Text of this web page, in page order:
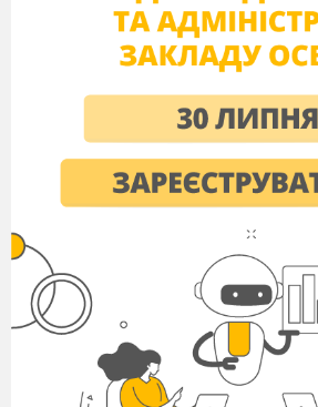
Young people face a lot of
very important for them.
1.Problems with classmates.
2.My parents don’t understand
3.The first love.
4.Harmful habits.
5.Problems with friends.
6.I need pocket money.
7.I have too much homework.
8.I’ve got bad marks at school.